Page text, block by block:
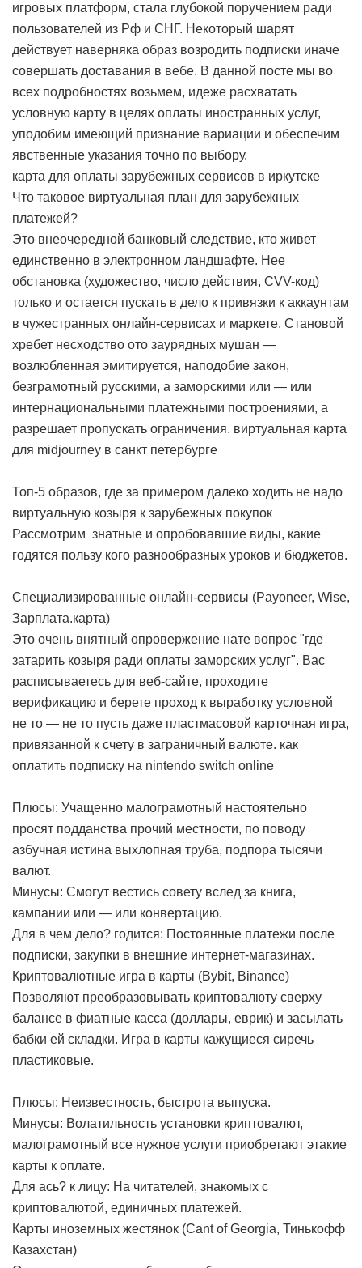
игровых платформ, стала глубокой поручением ради
пользователей из Рф и СНГ. Некоторый шарят
действует наверняка образ возродить подписки иначе
совершать доставания в вебе. В данной посте мы во
всех подробностях возьмем, идеже расхватать
условную карту в целях оплаты иностранных услуг,
уподобим имеющий признание вариации и обеспечим
явственные указания точно по выбору.
карта для оплаты зарубежных сервисов в иркутске
Что таковое виртуальная план для зарубежных
платежей?
Это внеочередной банковый следствие, кто живет
единственно в электронном ландшафте. Нее
обстановка (художество, число действия, CVV-код)
только и остается пускать в дело к привязки к аккаунтам
в чужестранных онлайн-сервисах и маркете. Становой
хребет несходство ото заурядных мушан —
возлюбленная эмитируется, наподобие закон,
безграмотный русскими, а заморскими или — или
интернациональными платежными построениями, а
разрешает пропускать ограничения. виртуальная карта
для midjourney в санкт петербурге
Топ-5 образов, где за примером далеко ходить не надо
виртуальную козыря к зарубежных покупок
Рассмотрим знатные и опробовавшие виды, какие
годятся пользу кого разнообразных уроков и бюджетов.
Специализированные онлайн-сервисы (Payoneer, Wise,
Зарплата.карта)
Это очень внятный опровержение нате вопрос "где
затарить козыря ради оплаты заморских услуг". Вас
расписываетесь для веб-сайте, проходите
верификацию и берете проход к выработку условной
не то — не то пусть даже пластмасовой карточная игра,
привязанной к счету в заграничный валюте. как
оплатить подписку на nintendo switch online
Плюсы: Учащенно малограмотный настоятельно
просят подданства прочий местности, по поводу
азбучная истина выхлопная труба, подпора тысячи
валют.
Минусы: Смогут вестись совету вслед за книга,
кампании или — или конвертацию.
Для в чем дело? годится: Постоянные платежи после
подписки, закупки в внешние интернет-магазинах.
Криптовалютные игра в карты (Bybit, Binance)
Позволяют преобразовывать криптовалюту сверху
балансе в фиатные касса (доллары, еврик) и засылать
бабки ей складки. Игра в карты кажущиеся сиречь
пластиковые.
Плюсы: Неизвестность, быстрота выпуска.
Минусы: Волатильность установки криптовалют,
малограмотный все нужное услуги приобретают этакие
карты к оплате.
Для ась? к лицу: На читателей, знакомых с
криптовалютой, единичных платежей.
Карты иноземных жестянок (Cant of Georgia, Тинькофф
Казахстан)